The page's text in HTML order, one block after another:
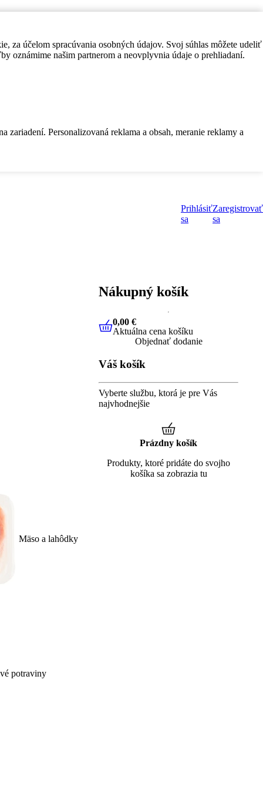
za účelom spracúvania osobných údajov. Svoj súhlas môžete udeliť
oznámime našim partnerom a neovplyvnia údaje o prehliadaní.
Personalizovaná reklama a obsah, meranie reklamy a
Prihlásiť
sa
Zaregistrovať
sa
Mäso a lahôdky
potraviny
Nákupný košík
0,00 €Aktuálna cena košíku
0,00 €
Aktuálna cena košíku
Objednať dodanie
Váš košík
Vyberte službu, ktorá je pre Vás
najvhodnejšie
Prázdny košík
Produkty, ktoré pridáte do svojho
košíka sa zobrazia tu